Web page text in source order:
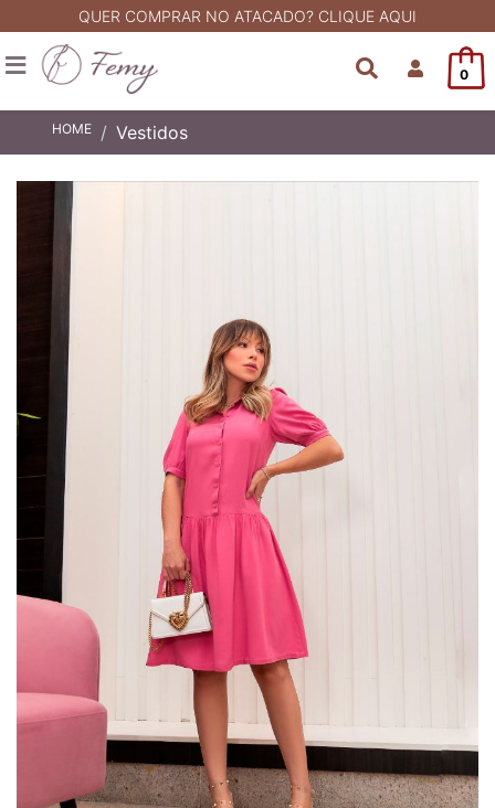
QUER COMPRAR NO ATACADO? CLIQUE AQUI
0
HOME Vestidos